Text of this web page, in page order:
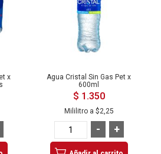
x
Agua Cristal Sin Gas Pet x
600ml
$ 1.350
Mililitro a $2,25
+
-